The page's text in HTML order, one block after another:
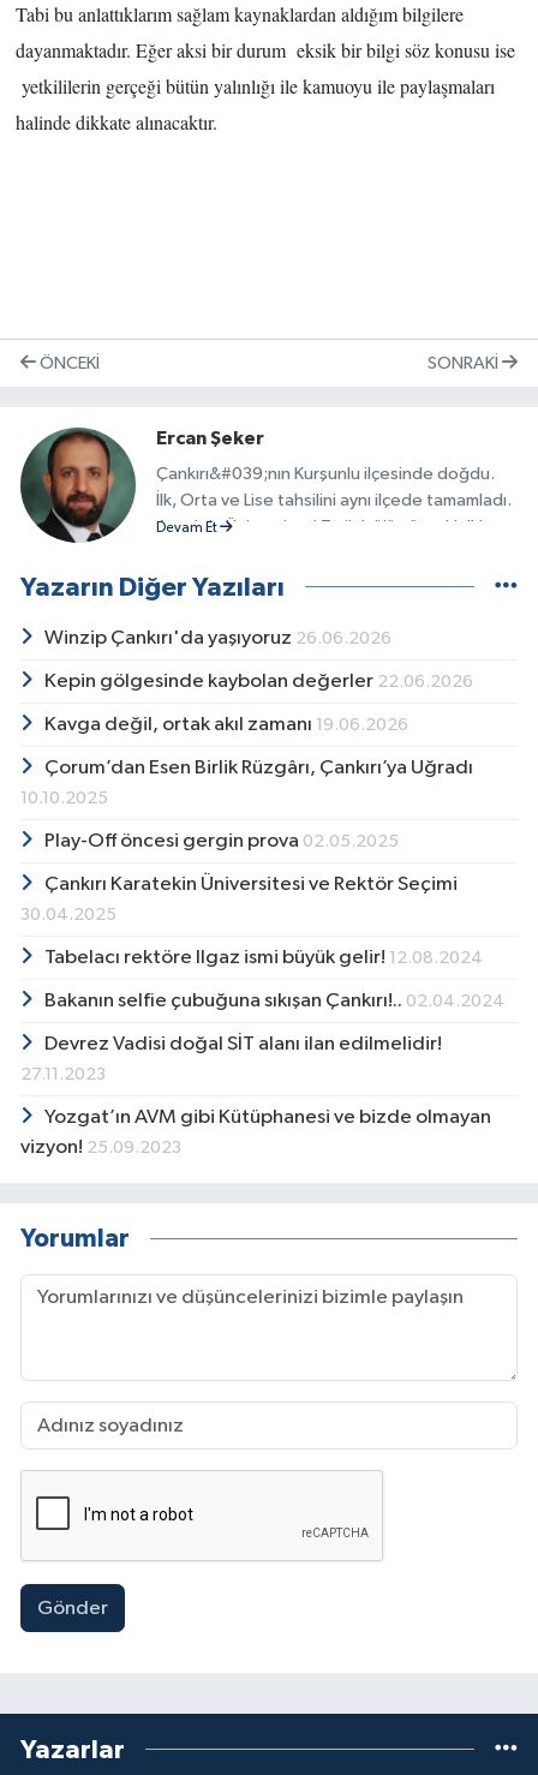
Tabi bu anlattıklarım sağlam kaynaklardan aldığım bilgilere
dayanmaktadır. Eğer aksi bir durum eksik bir bilgi söz konusu ise
yetkililerin gerçeği bütün yalınlığı ile kamuoyu ile paylaşmaları
halinde dikkate alınacaktır.
ÖNCEKI SONRAKI
Ercan Şeker
Çankırı&#039;nın Kurşunlu ilçesinde doğdu.
İlk, Orta ve Lise tahsilini aynı ilçede tamamladı.
Anadolu Üniversitesi Tarih bölümü ve Halkla
Tarih Anabilim dalında yükseklisans
öğrencisidir. Çeşitli Sivil Toplum ve Yardım
Kuruluşlarında görev aldı. Askerliğinin
organizasyon şirketini kurdu. Bir dönem
konu alan ilk amatör belgesel film çalışmasına
Yönetmenliğinin ardından 15. sayı yayımlanan
Çankırı Dergisinin temsilciliği ile dergi hazırlık
aşamasında yer aldı. Daha sonra Haftalık
ve Sorumlu Yazı İşleri Müdürlüğü görevini
Haber Türk muhabirliklerinin ardından Sabah
Anadolu Yayıncılar Birliği Çankırı Temsilcisidir.
Çankırı Postası ve Kurşunlu Haber sitelerinde
Hosting ve Domain hizmeti gibi Tanıtım ve
alanlarının başında okumak, gezmek,
Devam Et
Yazarın Diğer Yazıları
Winzip Çankırı'da yaşıyoruz 26.06.2026
Kepin gölgesinde kaybolan değerler 22.06.2026
Kavga değil, ortak akıl zamanı 19.06.2026
Çorum’dan Esen Birlik Rüzgârı, Çankırı’ya Uğradı
10.10.2025
Play-Off öncesi gergin prova 02.05.2025
Çankırı Karatekin Üniversitesi ve Rektör Seçimi
30.04.2025
Tabelacı rektöre Ilgaz ismi büyük gelir! 12.08.2024
Bakanın selfie çubuğuna sıkışan Çankırı!.. 02.04.2024
Devrez Vadisi doğal SİT alanı ilan edilmelidir!
27.11.2023
Yozgat’ın AVM gibi Kütüphanesi ve bizde olmayan
vizyon! 25.09.2023
Yorumlar
Gönder
Yazarlar